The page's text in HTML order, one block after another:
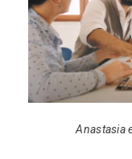
Anastasia